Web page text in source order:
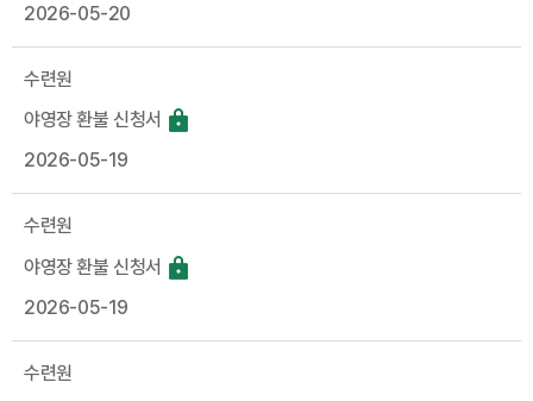
2026-05-20
수련원
야영장 환불 신청서
2026-05-19
수련원
야영장 환불 신청서
2026-05-19
수련원